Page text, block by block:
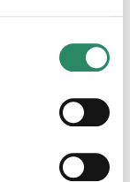
dei
qui a